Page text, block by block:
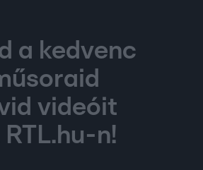
a kedvenc
videóit
RTL.hu-n!